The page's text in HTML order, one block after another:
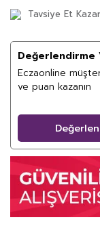
Tavsiye Et
Değerlendirme
Eczaonline
ve puan kazanın